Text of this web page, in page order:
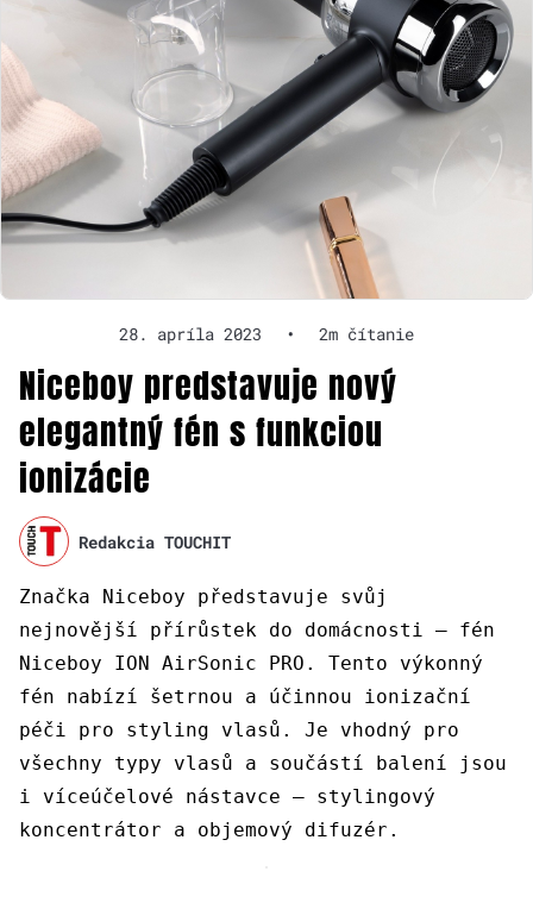
28. apríla 2023 • 2m čítanie
Niceboy predstavuje nový
elegantný fén s funkciou
ionizácie
Redakcia TOUCHIT
Značka Niceboy představuje svůj
nejnovější přírůstek do domácnosti – fén
Niceboy ION AirSonic PRO. Tento výkonný
fén nabízí šetrnou a účinnou ionizační
péči pro styling vlasů. Je vhodný pro
všechny typy vlasů a součástí balení jsou
i víceúčelové nástavce – stylingový
koncentrátor a objemový difuzér.